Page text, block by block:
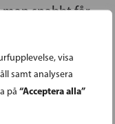
visa
samt analysera
på “Acceptera alla”
snabbt får
med
som finska för
så att
som möjligt